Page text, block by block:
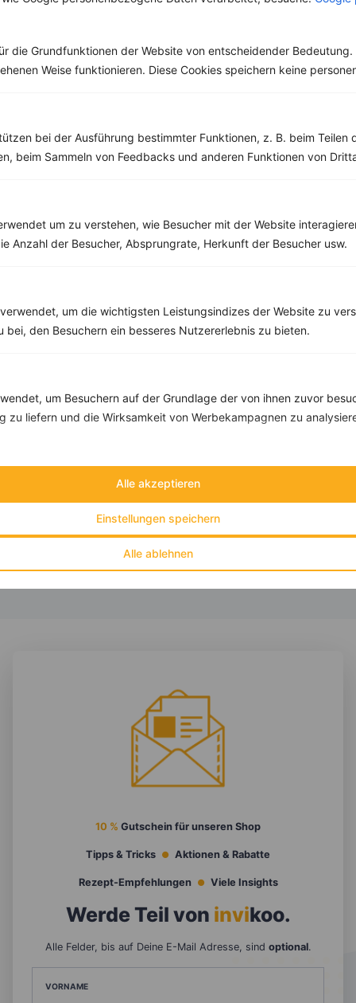
die Grundfunktionen der Website von entscheidender Bedeutung.
Weise funktionieren. Diese Cookies speichern keine
bei der Ausführung bestimmter Funktionen, z. B. beim Teilen
beim Sammeln von Feedbacks und anderen Funktionen von
um zu verstehen, wie Besucher mit der Website
Anzahl der Besucher, Absprungrate, Herkunft der Besucher usw.
um die wichtigsten Leistungsindizes der Website zu
bei, den Besuchern ein besseres Nutzererlebnis zu bieten.
um Besuchern auf der Grundlage der von ihnen zuvor
zu liefern und die Wirksamkeit von Werbekampagnen zu
Alle ablehnen
Einstellungen speichern
Alle akzeptieren
mittlerweile wird die
Weitere Low Carb Rezepte
‹ ›
Fett:15 g
Fett:20 g
Eiweiß:39 g
Kohlehydrate:61 g
10 % Gutschein für unseren Shop
Tipps & Tricks Aktionen & Rabatte
Rezept-Empfehlungen Viele Insights
Werde Teil von invikoo.
Alle Felder, bis auf Deine E-Mail Adresse, sind optional.
VORNAME